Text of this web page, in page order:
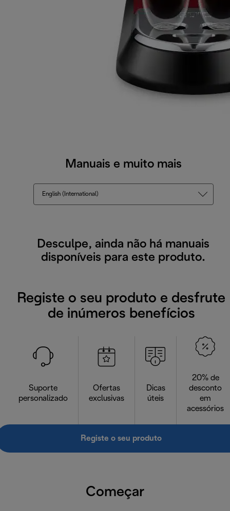
Manuais e muito mais
English (International)
Desculpe, ainda não há manuais
disponíveis para este produto.
Registe o seu produto e desfrute
de inúmeros benefícios
Suporte
personalizado
Ofertas
exclusivas
Dicas
úteis
20% de
desconto
em
acessórios
Registe o seu produto
Começar